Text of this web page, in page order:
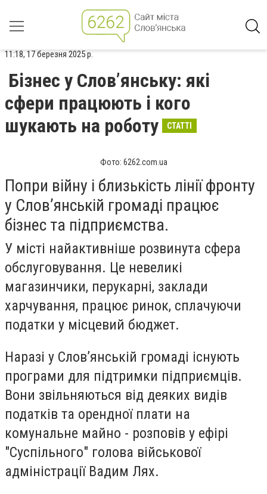
11:18, 17 березня 2025 р.
Бізнес у Слов’янську: які
сфери працюють і кого
шукають на роботу
СТАТТІ
Фото: 6262.com.ua
Попри війну і близькість лінії фронту
у Слов’янській громаді працює
бізнес та підприємства.
У місті найактивніше розвинута сфера
обслуговування. Це невеликі
магазинчики, перукарні, заклади
харчування, працює ринок, сплачуючи
податки у місцевий бюджет.
Наразі у Слов’янській громаді існують
програми для підтримки підприємців.
Вони звільняються від деяких видів
податків та орендної плати на
комунальне майно - розповів у ефірі
"Суспільного" голова військової
адміністрації Вадим Лях.